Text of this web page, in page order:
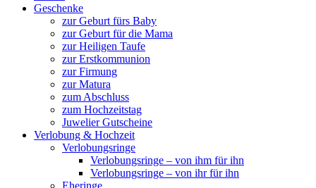
Geschenke
zur Geburt fürs Baby
zur Geburt für die Mama
zur Heiligen Taufe
zur Erstkommunion
zur Firmung
zur Matura
zum Abschluss
zum Hochzeitstag
Juwelier Gutscheine
Verlobung & Hochzeit
Verlobungsringe
Verlobungsringe – von ihm für ihn
Verlobungsringe – von ihr für ihn
Eheringe